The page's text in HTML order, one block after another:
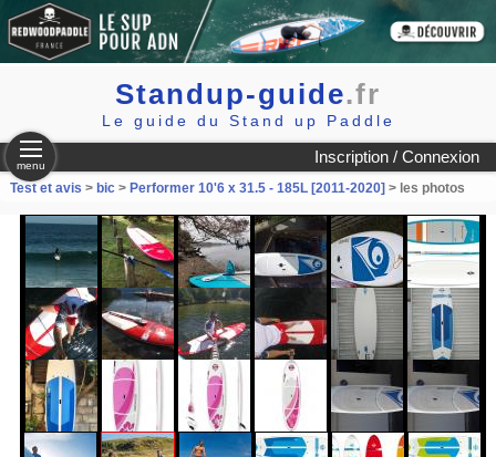
Standup-guide.fr
Le guide du Stand up Paddle
Inscription / Connexion
menu
Test et avis > bic> Performer 10'6 x 31.5 - 185L [2011-2020] > les photos